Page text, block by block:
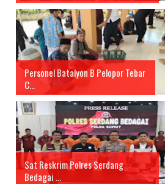
Personel Batalyon B Pelopor Tebar
C...
Sat Reskrim Polres Serdang
Bedagai ...